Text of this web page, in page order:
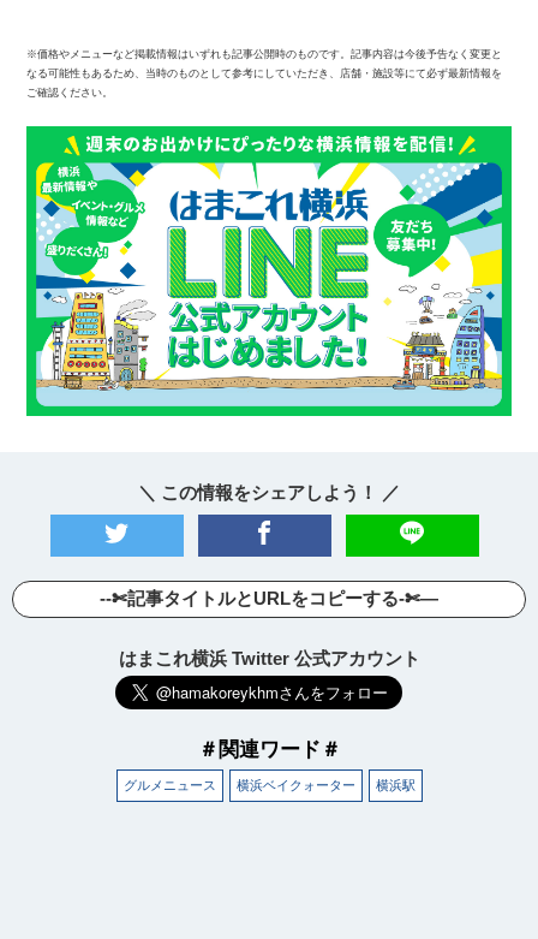
※価格やメニューなど掲載情報はいずれも記事公開時のものです。記事内容は今後予告なく変更と
なる可能性もあるため、当時のものとして参考にしていただき、店舗・施設等にて必ず最新情報を
ご確認ください。
＼ この情報をシェアしよう！ ／
--✄記事タイトルとURLをコピーする-✄—
はまこれ横浜 Twitter 公式アカウント
＃関連ワード＃
グルメニュース 横浜ベイクォーター 横浜駅